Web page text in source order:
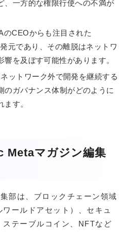
、一方的な権限行使への不満が
CEOからも注目された
元であり、その離脱はネットワ
を及ぼす可能性があります。
ットワーク外で開発を継続する
のガバナンス体制がどのように
す。
Metaマガジン編集
部は、ブロックチェーン領域
ールドアセット）、セキュ
ステーブルコイン、NFTなど